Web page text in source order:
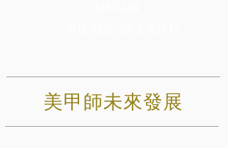
美甲師未來發展